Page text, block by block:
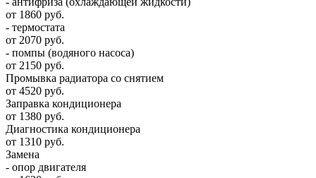
от 1860 руб.
- термостата
от 2070 руб.
- помпы (водяного насоса)
от 2150 руб.
Промывка радиатора со снятием
от 4520 руб.
Заправка кондиционера
от 1380 руб.
Диагностика кондиционера
от 1310 руб.
Замена
- опор двигателя